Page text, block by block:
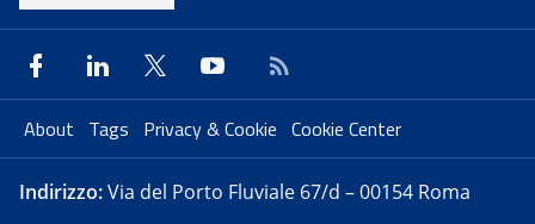
About Tags Privacy & Cookie Cookie Center
Indirizzo:Via del Porto Fluviale 67/d – 00154 Roma